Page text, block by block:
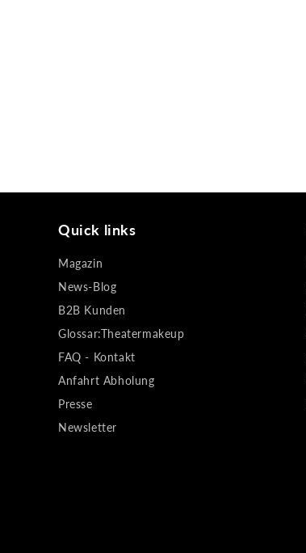
Quick links
Magazin
News-Blog
B2B Kunden
Glossar:Theatermakeup
FAQ - Kontakt
Anfahrt Abholung
Presse
Newsletter